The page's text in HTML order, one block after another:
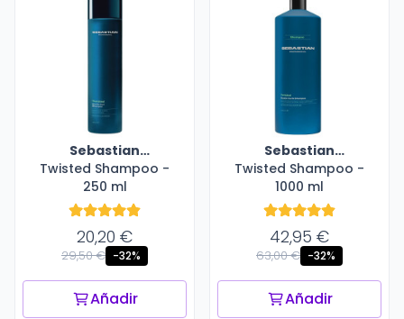
Sebastian
Professional
Twisted Shampoo -
250 ml
20,20 €
29,50 € -32%
Añadir
Sebastian
Professional
Twisted Shampoo -
1000 ml
42,95 €
63,00 € -32%
Añadir